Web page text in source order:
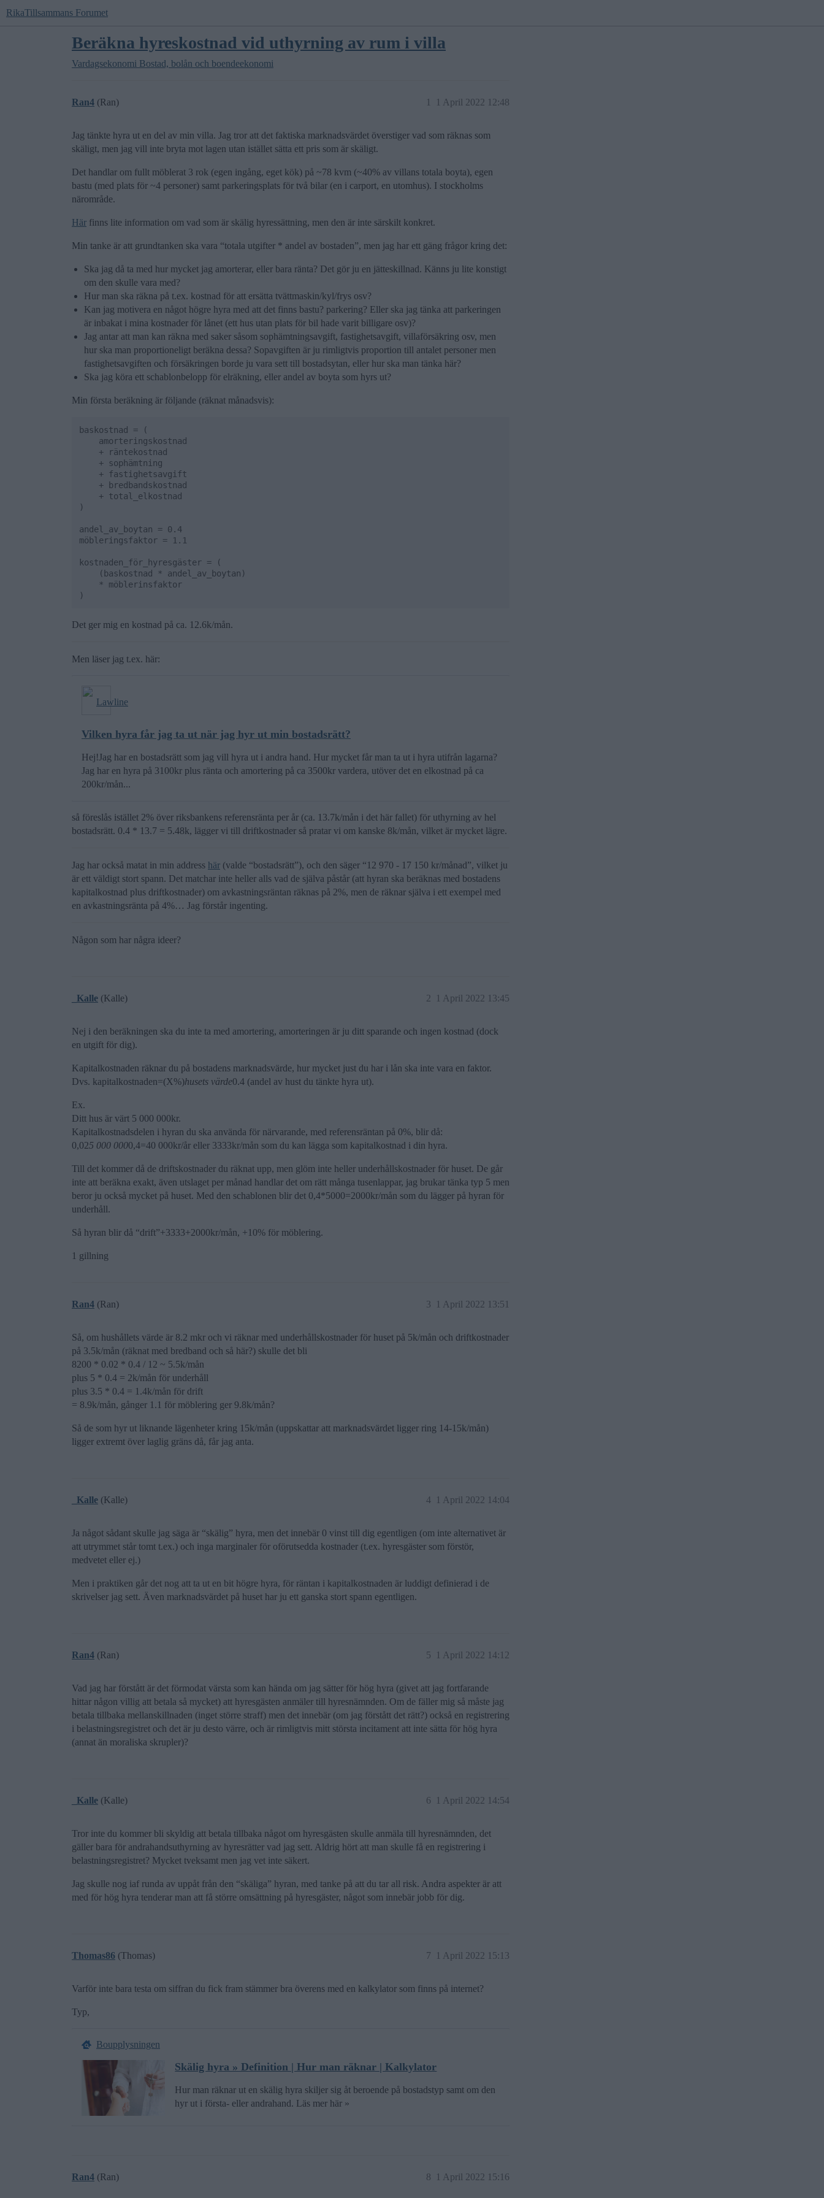
RikaTillsammans Forumet
Beräkna hyreskostnad vid uthyrning av rum i villa
Vardagsekonomi Bostad, bolån och boendeekonomi
Ran4 (Ran) 1 April 2022 12:48
1
Jag tänkte hyra ut en del av min villa. Jag tror att det faktiska marknadsvärdet överstiger vad som räknas som
skäligt, men jag vill inte bryta mot lagen utan istället sätta ett pris som är skäligt.
Det handlar om fullt möblerat 3 rok (egen ingång, eget kök) på ~78 kvm (~40% av villans totala boyta), egen
bastu (med plats för ~4 personer) samt parkeringsplats för två bilar (en i carport, en utomhus). I stockholms
närområde.
Här finns lite information om vad som är skälig hyressättning, men den är inte särskilt konkret.
Min tanke är att grundtanken ska vara “totala utgifter * andel av bostaden”, men jag har ett gäng frågor kring det:
Ska jag då ta med hur mycket jag amorterar, eller bara ränta? Det gör ju en jätteskillnad. Känns ju lite konstigt
om den skulle vara med?
Hur man ska räkna på t.ex. kostnad för att ersätta tvättmaskin/kyl/frys osv?
Kan jag motivera en något högre hyra med att det finns bastu? parkering? Eller ska jag tänka att parkeringen
är inbakat i mina kostnader för lånet (ett hus utan plats för bil hade varit billigare osv)?
Jag antar att man kan räkna med saker såsom sophämtningsavgift, fastighetsavgift, villaförsäkring osv, men
hur ska man proportioneligt beräkna dessa? Sopavgiften är ju rimligtvis proportion till antalet personer men
fastighetsavgiften och försäkringen borde ju vara sett till bostadsytan, eller hur ska man tänka här?
Ska jag köra ett schablonbelopp för elräkning, eller andel av boyta som hyrs ut?
Min första beräkning är följande (räknat månadsvis):
baskostnad = (
    amorteringskostnad
    + räntekostnad
    + sophämtning
    + fastighetsavgift
    + bredbandskostnad
    + total_elkostnad
)
andel_av_boytan = 0.4
möbleringsfaktor = 1.1
kostnaden_för_hyresgäster = (
    (baskostnad * andel_av_boytan)
    * möblerinsfaktor
Det ger mig en kostnad på ca. 12.6k/mån.
Men läser jag t.ex. här:
Lawline
Vilken hyra får jag ta ut när jag hyr ut min bostadsrätt?
Hej!Jag har en bostadsrätt som jag vill hyra ut i andra hand. Hur mycket får man ta ut i hyra utifrån lagarna?
Jag har en hyra på 3100kr plus ränta och amortering på ca 3500kr vardera, utöver det en elkostnad på ca
200kr/mån...
så föreslås istället 2% över riksbankens referensränta per år (ca. 13.7k/mån i det här fallet) för uthyrning av hel
bostadsrätt. 0.4 * 13.7 = 5.48k, lägger vi till driftkostnader så pratar vi om kanske 8k/mån, vilket är mycket lägre.
Jag har också matat in min address här (valde “bostadsrätt”), och den säger “12 970 - 17 150 kr/månad”, vilket ju
är ett väldigt stort spann. Det matchar inte heller alls vad de själva påstår (att hyran ska beräknas med bostadens
kapitalkostnad plus driftkostnader) om avkastningsräntan räknas på 2%, men de räknar själva i ett exempel med
en avkastningsränta på 4%… Jag förstår ingenting.
Någon som har några ideer?
_Kalle (Kalle) 1 April 2022 13:45
2
Nej i den beräkningen ska du inte ta med amortering, amorteringen är ju ditt sparande och ingen kostnad (dock
en utgift för dig).
Kapitalkostnaden räknar du på bostadens marknadsvärde, hur mycket just du har i lån ska inte vara en faktor.
Dvs. kapitalkostnaden=(X%)husets värde0.4 (andel av hust du tänkte hyra ut).
Ex.
Ditt hus är värt 5 000 000kr.
Kapitalkostnadsdelen i hyran du ska använda för närvarande, med referensräntan på 0%, blir då:
0,025 000 0000,4=40 000kr/år eller 3333kr/mån som du kan lägga som kapitalkostnad i din hyra.
Till det kommer då de driftskostnader du räknat upp, men glöm inte heller underhållskostnader för huset. De går
inte att beräkna exakt, även utslaget per månad handlar det om rätt många tusenlappar, jag brukar tänka typ 5 men
beror ju också mycket på huset. Med den schablonen blir det 0,4*5000=2000kr/mån som du lägger på hyran för
underhåll.
Så hyran blir då “drift”+3333+2000kr/mån, +10% för möblering.
1 gillning
Ran4 (Ran) 1 April 2022 13:51
3
Så, om hushållets värde är 8.2 mkr och vi räknar med underhållskostnader för huset på 5k/mån och driftkostnader
på 3.5k/mån (räknat med bredband och så här?) skulle det bli
8200 * 0.02 * 0.4 / 12 ~ 5.5k/mån
plus 5 * 0.4 = 2k/mån för underhåll
plus 3.5 * 0.4 = 1.4k/mån för drift
= 8.9k/mån, gånger 1.1 för möblering ger 9.8k/mån?
Så de som hyr ut liknande lägenheter kring 15k/mån (uppskattar att marknadsvärdet ligger ring 14-15k/mån)
ligger extremt över laglig gräns då, får jag anta.
_Kalle (Kalle) 1 April 2022 14:04
4
Ja något sådant skulle jag säga är “skälig” hyra, men det innebär 0 vinst till dig egentligen (om inte alternativet är
att utrymmet står tomt t.ex.) och inga marginaler för oförutsedda kostnader (t.ex. hyresgäster som förstör,
medvetet eller ej.)
Men i praktiken går det nog att ta ut en bit högre hyra, för räntan i kapitalkostnaden är luddigt definierad i de
skrivelser jag sett. Även marknadsvärdet på huset har ju ett ganska stort spann egentligen.
Ran4 (Ran) 1 April 2022 14:12
5
Vad jag har förstått är det förmodat värsta som kan hända om jag sätter för hög hyra (givet att jag fortfarande
hittar någon villig att betala så mycket) att hyresgästen anmäler till hyresnämnden. Om de fäller mig så måste jag
betala tillbaka mellanskillnaden (inget större straff) men det innebär (om jag förstått det rätt?) också en registrering
i belastningsregistret och det är ju desto värre, och är rimligtvis mitt största incitament att inte sätta för hög hyra
(annat än moraliska skrupler)?
_Kalle (Kalle) 1 April 2022 14:54
6
Tror inte du kommer bli skyldig att betala tillbaka något om hyresgästen skulle anmäla till hyresnämnden, det
gäller bara för andrahandsuthyrning av hyresrätter vad jag sett. Aldrig hört att man skulle få en registrering i
belastningsregistret? Mycket tveksamt men jag vet inte säkert.
Jag skulle nog iaf runda av uppåt från den “skäliga” hyran, med tanke på att du tar all risk. Andra aspekter är att
med för hög hyra tenderar man att få större omsättning på hyresgäster, något som innebär jobb för dig.
Thomas86 (Thomas) 1 April 2022 15:13
7
Varför inte bara testa om siffran du fick fram stämmer bra överens med en kalkylator som finns på internet?
Typ,
Boupplysningen
Skälig hyra » Definition | Hur man räknar | Kalkylator
Hur man räknar ut en skälig hyra skiljer sig åt beroende på bostadstyp samt om den
hyr ut i första- eller andrahand. Läs mer här »
Ran4 (Ran) 1 April 2022 15:16
8